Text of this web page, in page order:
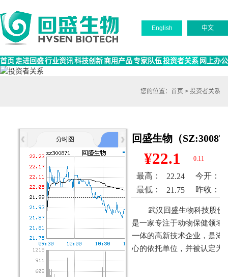
English 中文
首页走进回盛行业资讯科技创新商用产品专家队伍投资者关系 网上办公
您的位置： 首页 > 投资者关系